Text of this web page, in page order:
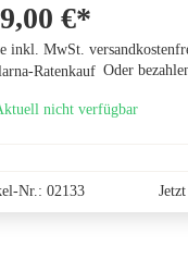
€*
inkl. MwSt.
Oder
nicht verfügbar
Nr.: 02133